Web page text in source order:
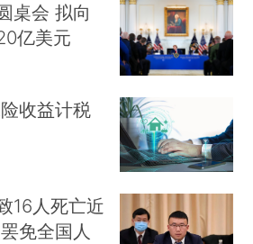
桌会 拟向
亿美元
收益计税
16人死亡近
免全国人